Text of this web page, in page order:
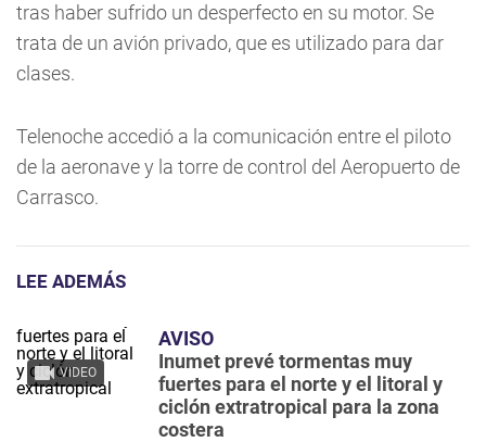
tras haber sufrido un desperfecto en su motor. Se
trata de un avión privado, que es utilizado para dar
clases.
Telenoche accedió a la comunicación entre el piloto
de la aeronave y la torre de control del Aeropuerto de
Carrasco.
LEE ADEMÁS
VIDEO
AVISO
Inumet prevé tormentas muy
fuertes para el norte y el litoral y
ciclón extratropical para la zona
costera